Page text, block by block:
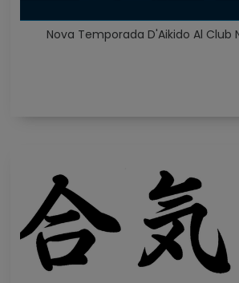
Nova Temporada D'Aikido Al Club